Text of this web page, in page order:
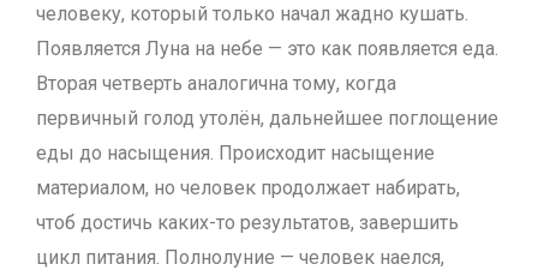
человеку, который только начал жадно кушать.
Появляется Луна на небе — это как появляется еда.
Вторая четверть аналогична тому, когда
первичный голод утолён, дальнейшее поглощение
еды до насыщения. Происходит насыщение
материалом, но человек продолжает набирать,
чтоб достичь каких-то результатов, завершить
цикл питания. Полнолуние — человек наелся,